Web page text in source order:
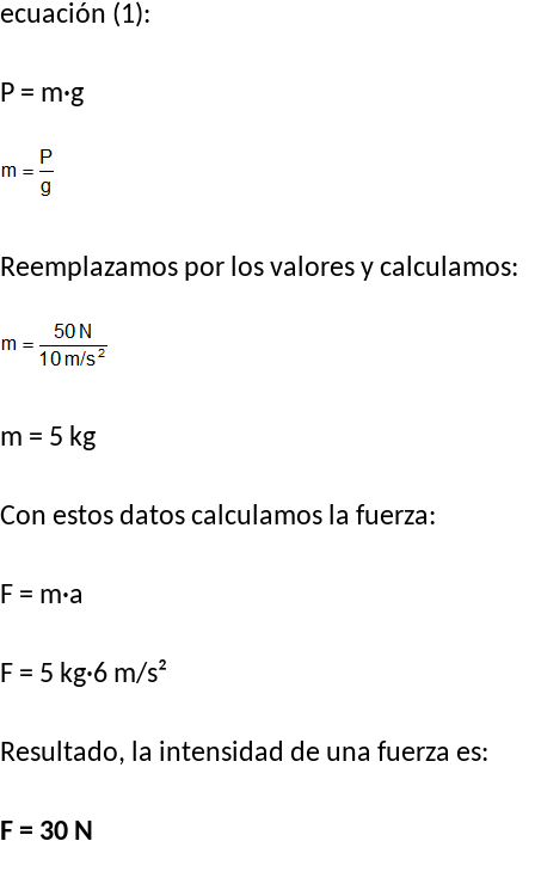
ecuación (1):
P = m·g
Reemplazamos por los valores y calculamos:
m = 5 kg
Con estos datos calculamos la fuerza:
F = m·a
F = 5 kg·6 m/s²
Resultado, la intensidad de una fuerza es:
F = 30 N